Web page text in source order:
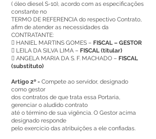
( óleo diesel S-10), acordo com as especificações
constante no
TERMO DE REFERENCIA do respectivo Contrato,
afim de atender as necessidades da
CONTRATANTE:
 HANIEL MARTINS GOMES – FISCAL – GESTOR
 LEILA DA SILVA LIMA – FISCAL (titular)
 ANGELA MARIA DA S. F. MACHADO – FISCAL
(substituto)
Artigo 2º - Compete ao servidor, designado
como gestor
dos contratos de que trata essa Portaria,
gerenciar o aludido contrato
até o término de sua vigência. O Gestor acima
designado responde
pelo exercício das atribuições a ele confiadas.